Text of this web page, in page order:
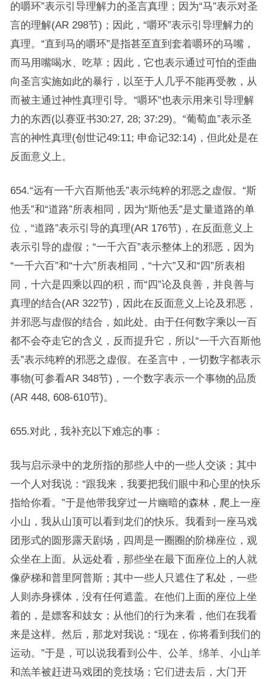
的嚼环”表示引导理解力的圣言真理；因为“马”表示对圣
言的理解(AR 298节)；因此，“嚼环”表示引导理解力的
真理。“直到马的嚼环”是指甚至直到套着嚼环的马嘴，
而马用嘴喝水、吃草；因此，它也表示通过可怕的歪曲
向圣言实施如此的暴行，以至于人几乎不能再受教，从
而被主通过神性真理引导。“嚼环”也表示用来引导理解
力的东西(以赛亚书30:27, 28; 37:29)。“葡萄血”表示圣
言的神性真理(创世记49:11; 申命记32:14)，但此处是在
反面意义上。
654.“远有一千六百斯他丢”表示纯粹的邪恶之虚假。“斯
他丢”和“道路”所表相同，因为“斯他丢”是丈量道路的单
位，“道路”表示引导的真理(AR 176节)，在反面意义上
表示引导的虚假；“一千六百”表示整体上的邪恶，因为
“一千六百”和“十六”所表相同，“十六”又和“四”所表相
同，十六是四乘以四的积，而“四”论及良善，并良善与
真理的结合(AR 322节)，因此在反面意义上论及邪恶，
并邪恶与虚假的结合，如此处。由于任何数字乘以一百
都不会夺走它的含义，反而提升它，所以“一千六百斯他
丢”表示纯粹的邪恶之虚假。在圣言中，一切数字都表示
事物(可参看AR 348节)，一个数字表示一个事物的品质
(AR 448, 608-610节)。
655.对此，我补充以下难忘的事：
我与启示录中的龙所指的那些人中的一些人交谈；其中
一个人对我说：“跟我来，我要把我们眼中和心里的快乐
指给你看。”于是他带我穿过一片幽暗的森林，爬上一座
小山，我从山顶可以看到龙们的快乐。我看到一座马戏
团形式的圆形露天剧场，四周是一圈圈的阶梯座位，观
众坐在上面。从远处看，那些坐在最下面座位上的人就
像萨梯和普里阿普斯；其中一些人只遮住了私处，一些
人则赤身裸体，没有任何遮盖。在他们上面的座位上坐
着的，是嫖客和妓女；从他们的行为来看，他们在我看
来是这样。然后，那龙对我说：“现在，你将看到我们的
运动。”于是，可以说我看到公牛、公羊、绵羊、小山羊
和羔羊被赶进马戏团的竞技场；它们进去后，大门开